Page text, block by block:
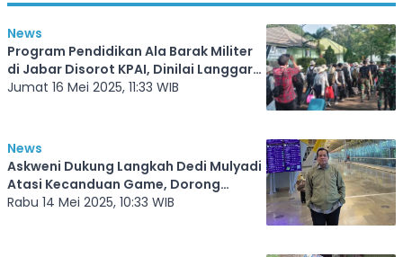
News
Program Pendidikan Ala Barak Militer
di Jabar Disorot KPAI, Dinilai Langgar
Prinsip Perlindungan Anak
Jumat 16 Mei 2025, 11:33 WIB
News
Askweni Dukung Langkah Dedi Mulyadi
Atasi Kecanduan Game, Dorong
Pendekatan yang Lebih Lembut dan
Rabu 14 Mei 2025, 10:33 WIB